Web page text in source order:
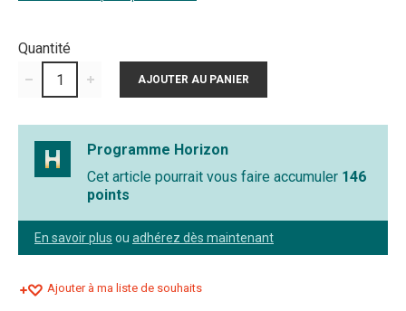
Quantité
Programme Horizon
Cet article pourrait vous faire accumuler 146
points
En savoir plus ou adhérez dès maintenant
Ajouter à ma liste de souhaits